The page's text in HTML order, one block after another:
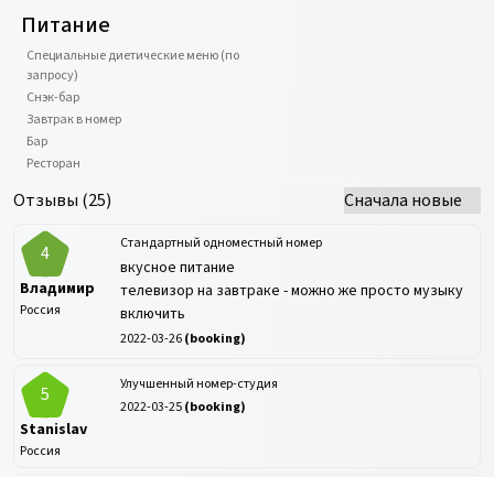
Питание
Специальные диетические меню (по
запросу)
Снэк-бар
Завтрак в номер
Бар
Ресторан
Отзывы (25)
4
Владимир
Россия
Стандартный одноместный номер
вкусное питание
телевизор на завтраке - можно же просто музыку
включить
2022-03-26(booking)
5
Stanislav
Россия
Улучшенный номер-студия
2022-03-25(booking)